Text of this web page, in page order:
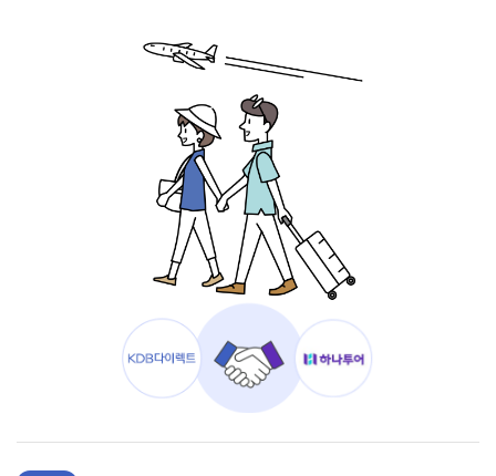
KDB
다
이
렉
트